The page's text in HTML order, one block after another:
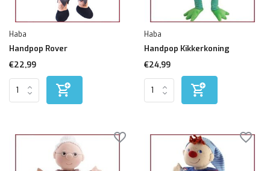
Haba
Handpop Rover
€22,99
Haba
Handpop Kikkerkoning
€24,99